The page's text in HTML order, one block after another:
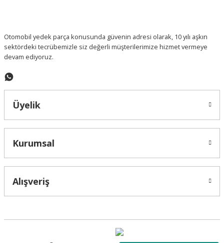
Otomobil yedek parça konusunda güvenin adresi olarak, 10 yılı aşkın
sektördeki tecrübemizle siz değerli müşterilerimize hizmet vermeye
devam ediyoruz.
Üyelik
Kurumsal
Alışveriş